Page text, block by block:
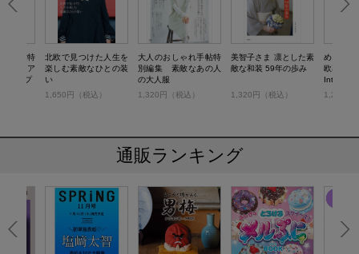
れ手帖特
シニア
ナップ
北欧で見つけた人生を
楽しむ素敵なひとの装
い
1,650円（税込）
大人のおしゃれ手帖特
別編集 素敵なあの人
の大人服
1,320円（税込）
美智子さま 凛とした素
敵な和装 59年の歩み
1,320円（税込）
めがね
欧暮らし
Interior
1,210円
通販ランキング